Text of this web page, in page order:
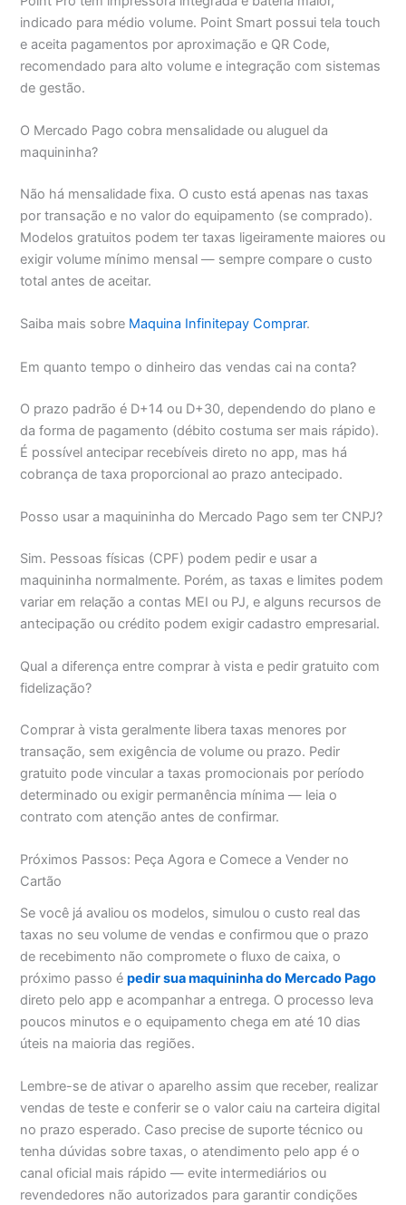
indicado para médio volume. Point Smart possui tela touch
e aceita pagamentos por aproximação e QR Code,
recomendado para alto volume e integração com sistemas
de gestão.
O Mercado Pago cobra mensalidade ou aluguel da
maquininha?
Não há mensalidade fixa. O custo está apenas nas taxas
por transação e no valor do equipamento (se comprado).
Modelos gratuitos podem ter taxas ligeiramente maiores ou
exigir volume mínimo mensal — sempre compare o custo
total antes de aceitar.
Saiba mais sobre Maquina Infinitepay Comprar.
Em quanto tempo o dinheiro das vendas cai na conta?
O prazo padrão é D+14 ou D+30, dependendo do plano e
da forma de pagamento (débito costuma ser mais rápido).
É possível antecipar recebíveis direto no app, mas há
cobrança de taxa proporcional ao prazo antecipado.
Posso usar a maquininha do Mercado Pago sem ter CNPJ?
Sim. Pessoas físicas (CPF) podem pedir e usar a
maquininha normalmente. Porém, as taxas e limites podem
variar em relação a contas MEI ou PJ, e alguns recursos de
antecipação ou crédito podem exigir cadastro empresarial.
Qual a diferença entre comprar à vista e pedir gratuito com
fidelização?
Comprar à vista geralmente libera taxas menores por
transação, sem exigência de volume ou prazo. Pedir
gratuito pode vincular a taxas promocionais por período
determinado ou exigir permanência mínima — leia o
contrato com atenção antes de confirmar.
Próximos Passos: Peça Agora e Comece a Vender no
Cartão
Se você já avaliou os modelos, simulou o custo real das
taxas no seu volume de vendas e confirmou que o prazo
de recebimento não compromete o fluxo de caixa, o
próximo passo épedir sua maquininha do Mercado Pago
direto pelo app e acompanhar a entrega. O processo leva
poucos minutos e o equipamento chega em até 10 dias
úteis na maioria das regiões.
Lembre-se de ativar o aparelho assim que receber, realizar
vendas de teste e conferir se o valor caiu na carteira digital
no prazo esperado. Caso precise de suporte técnico ou
tenha dúvidas sobre taxas, o atendimento pelo app é o
canal oficial mais rápido — evite intermediários ou
revendedores não autorizados para garantir condições